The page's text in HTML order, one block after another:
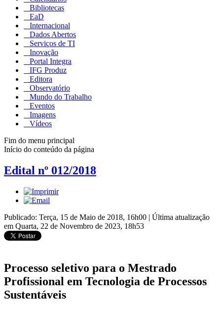
Bibliotecas
EaD
Internacional
Dados Abertos
Serviços de TI
Inovação
Portal Integra
IFG Produz
Editora
Observatório
Mundo do Trabalho
Eventos
Imagens
Vídeos
Fim do menu principal
Início do conteúdo da página
Edital nº 012/2018
Publicado: Terça, 15 de Maio de 2018, 16h00 | Última atualização
em Quarta, 22 de Novembro de 2023, 18h53
Processo seletivo para o Mestrado
Profissional em Tecnologia de Processos
Sustentáveis